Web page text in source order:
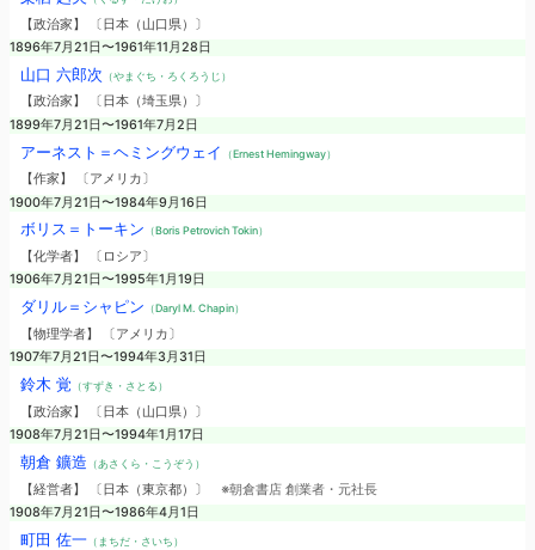
【政治家】 〔日本（山口県）〕
1896年7月21日〜1961年11月28日
山口 六郎次 （やまぐち・ろくろうじ）
【政治家】 〔日本（埼玉県）〕
1899年7月21日〜1961年7月2日
アーネスト＝ヘミングウェイ （Ernest Hemingway）
【作家】 〔アメリカ〕
1900年7月21日〜1984年9月16日
ボリス＝トーキン （Boris Petrovich Tokin）
【化学者】 〔ロシア〕
1906年7月21日〜1995年1月19日
ダリル＝シャピン （Daryl M. Chapin）
【物理学者】 〔アメリカ〕
1907年7月21日〜1994年3月31日
鈴木 覚 （すずき・さとる）
【政治家】 〔日本（山口県）〕
1908年7月21日〜1994年1月17日
朝倉 鑛造 （あさくら・こうぞう）
【経営者】 〔日本（東京都）〕 ※朝倉書店 創業者・元社長
1908年7月21日〜1986年4月1日
町田 佐一（まちだ・さいち）